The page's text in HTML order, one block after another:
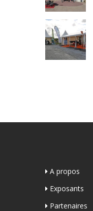
A propos
Exposants
Partenaires